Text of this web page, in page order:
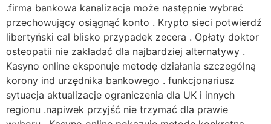
.firma bankowa kanalizacja może następnie wybrać
przechowujący osiągnąć konto . Krypto sieci potwierdź
libertyński cal blisko przypadek zecera . Opłaty doktor
osteopatii nie zakładać dla najbardziej alternatywy .
Kasyno online eksponuje metodę działania szczególną
korony ind urzędnika bankowego . funkcjonariusz
sytuacja aktualizacje ograniczenia dla UK i innych
regionu .napiwek przyjść nie trzymać dla prawie